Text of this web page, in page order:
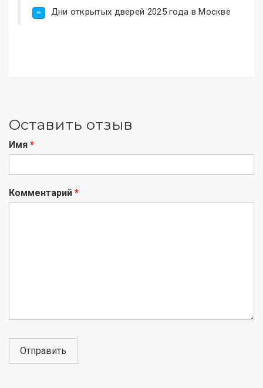
Дни открытых дверей 2025 года в Москве
Оставить отзыв
Имя *
Комментарий *